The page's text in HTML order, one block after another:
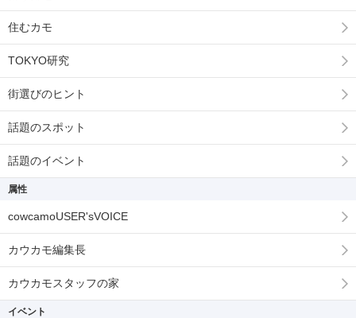
住むカモ
TOKYO研究
街選びのヒント
話題のスポット
話題のイベント
属性
cowcamoUSER'sVOICE
カウカモ編集長
カウカモスタッフの家
イベント